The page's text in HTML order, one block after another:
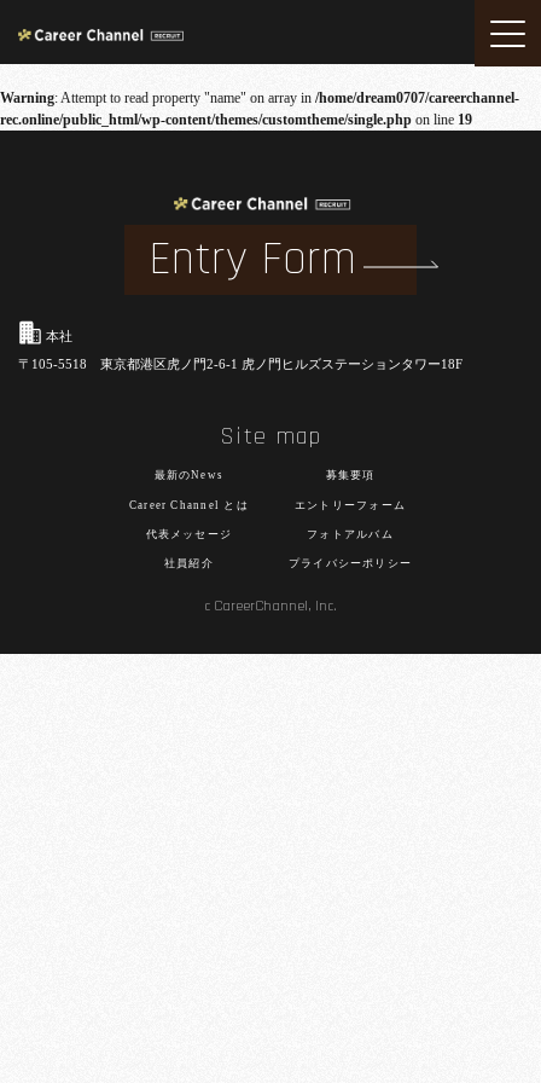
Warning: Attempt to read property "name" on array in
/home/dream0707/careerchannel-
Warning: Attempt to read property "name" on array in /home/dream0707/careerchannel-
rec.online/public_html/wp-content/themes/customtheme/single.php on line 19
Entry Form
本社
〒105-5518 東京都港区虎ノ門2-6-1 虎ノ門ヒルズステーションタワー18F
Site map
最新のNews
Career Channel とは
代表メッセージ
社員紹介
募集要項
エントリーフォーム
フォトアルバム
プライバシーポリシー
c CareerChannel, Inc.